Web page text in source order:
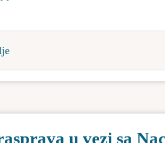
Obaveštenje
o
zahtevu
za
u vezi sa